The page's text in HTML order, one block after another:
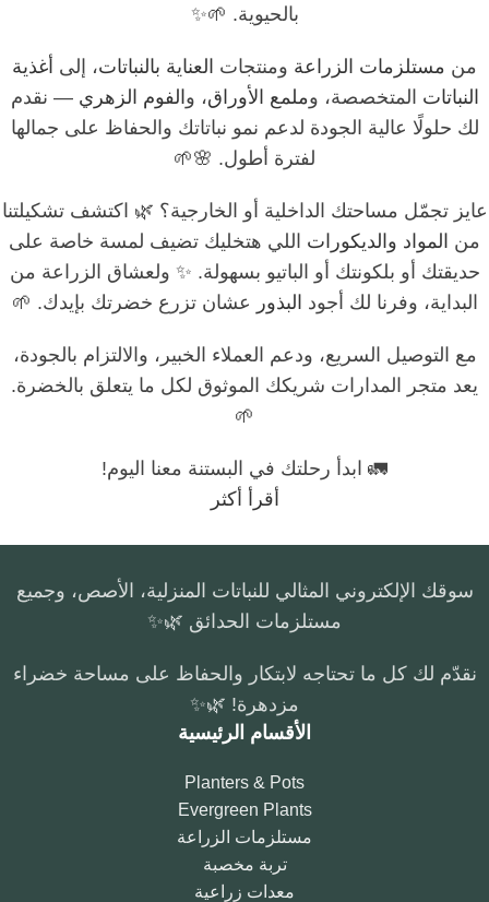
بالحيوية. 🌱✨
من مستلزمات الزراعة ومنتجات العناية بالنباتات، إلى أغذية
النباتات المتخصصة، وملمع الأوراق، و الفوم الزهري — نقدم
لك حلولًا عالية الجودة لدعم نمو نباتاتك والحفاظ على جمالها
لفترة أطول. 🌸🌱
عايز تجمّل مساحتك الداخلية أو الخارجية؟ 🌿 اكتشف تشكيلتنا
من المواد والديكورات اللي هتخليك تضيف لمسة خاصة على
حديقتك أو بلكونتك أو الباتيو بسهولة. ✨ ولعشاق الزراعة من
البداية، وفرنا لك أجود البذور عشان تزرع خضرتك بإيدك. 🌱
مع التوصيل السريع، ودعم العملاء الخبير، والالتزام بالجودة،
يعد متجر المدارات شريكك الموثوق لكل ما يتعلق بالخضرة.
🌱
🚛 ابدأ رحلتك في البستنة معنا اليوم!
أقرأ أكثر
سوقك الإلكتروني المثالي للنباتات المنزلية، الأصص، وجميع
مستلزمات الحدائق 🌿✨
نقدّم لك كل ما تحتاجه لابتكار والحفاظ على مساحة خضراء
مزدهرة! 🌿✨
الأقسام الرئيسية
Planters & Pots
Evergreen Plants
مستلزمات الزراعة
تربة مخصبة
معدات زراعية